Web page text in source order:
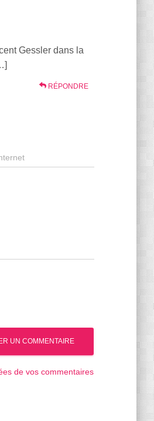
Gessler dans la
RÉPONDRE
de vos commentaires